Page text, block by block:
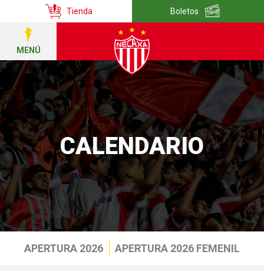
Tienda Boletos
MENÚ
CALENDARIO
APERTURA 2026 APERTURA 2026 FEMENIL